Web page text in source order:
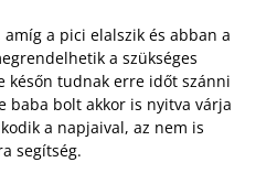
a pici elalszik és abban a
a szükséges
későn tudnak erre időt szánni
baba bolt akkor is nyitva várja
a napjaival, az nem is
segítség.